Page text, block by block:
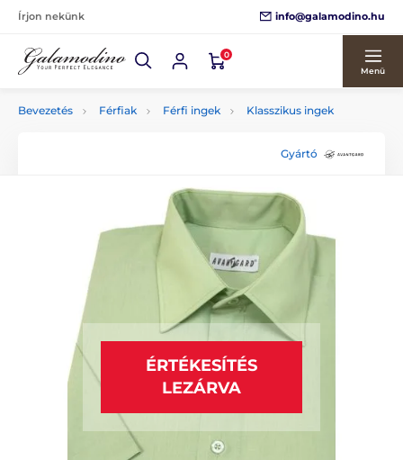
Írjon nekünk info@galamodino.hu
0
Menü
Bevezetés Férfiak Férfi ingek Klasszikus ingek
Gyártó
ÉRTÉKESÍTÉS
LEZÁRVA